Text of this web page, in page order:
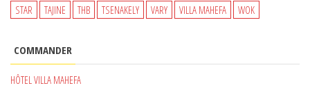
STAR
TAJINE THB TSENAKELY VARY VILLA MAHEFA WOK
COMMANDER
HÔTEL VILLA MAHEFA